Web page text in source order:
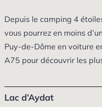
Depuis le camping 4
vous pourrez en moins
Puy-de-Dôme en voiture
A75 pour découvrir les
Lac d’Aydat